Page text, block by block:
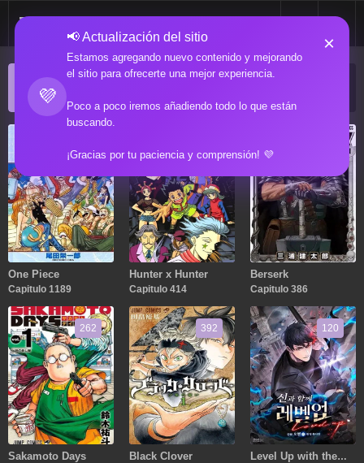
💜
📢 Actualización del sitio
Estamos agregando nuevo contenido y mejorando
el sitio para ofrecerte una mejor experiencia.
Poco a poco iremos añadiendo todo lo que están
buscando.
¡Gracias por tu paciencia y comprensión! 💜
×
ACTUALIZACIONES POPULARES
One Piece
Capitulo 1189
Hunter x Hunter
Capitulo 414
Berserk
Capitulo 386
262
Sakamoto Days
392
Black Clover
120
Level Up with the